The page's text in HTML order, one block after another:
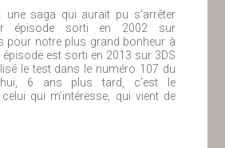
une saga qui aurait pu s’arrêter
épisode sorti en 2002 sur
pour notre plus grand bonheur à
est sorti en 2013 sur 3DS
le test dans le numéro 107 du
6 ans plus tard, c’est le
qui m’intéresse, qui vient de